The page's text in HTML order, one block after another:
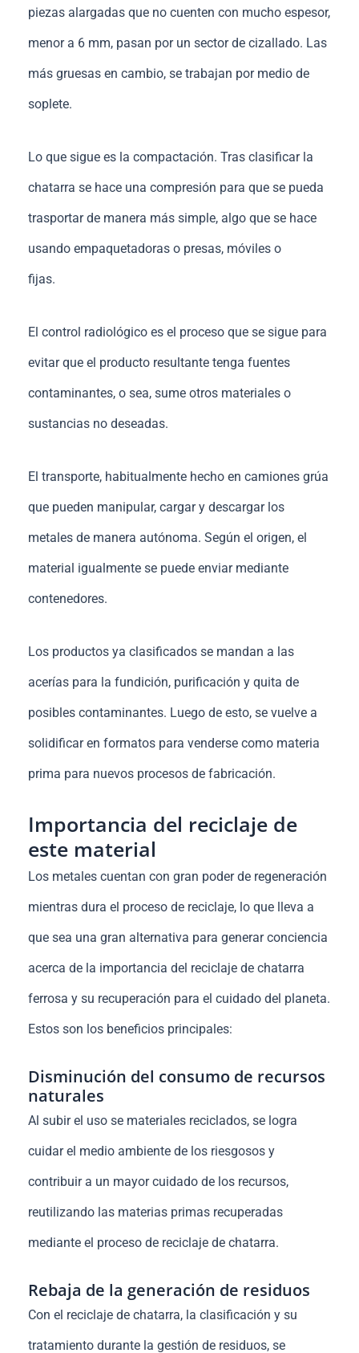
piezas alargadas que no cuenten con mucho espesor,
menor a 6 mm, pasan por un sector de cizallado. Las
más gruesas en cambio, se trabajan por medio de
soplete.
Lo que sigue es la compactación. Tras clasificar la
chatarra se hace una compresión para que se pueda
trasportar de manera más simple, algo que se hace
usando empaquetadoras o presas, móviles o
fijas.
El control radiológico es el proceso que se sigue para
evitar que el producto resultante tenga fuentes
contaminantes, o sea, sume otros materiales o
sustancias no deseadas.
El transporte, habitualmente hecho en camiones grúa
que pueden manipular, cargar y descargar los
metales de manera autónoma. Según el origen, el
material igualmente se puede enviar mediante
contenedores.
Los productos ya clasificados se mandan a las
acerías para la fundición, purificación y quita de
posibles contaminantes. Luego de esto, se vuelve a
solidificar en formatos para venderse como materia
prima para nuevos procesos de fabricación.
Importancia del reciclaje de
este material
Los metales cuentan con gran poder de regeneración
mientras dura el proceso de reciclaje, lo que lleva a
que sea una gran alternativa para generar conciencia
acerca de la importancia del reciclaje de chatarra
ferrosa y su recuperación para el cuidado del planeta.
Estos son los beneficios principales:
Disminución del consumo de recursos
naturales
Al subir el uso se materiales reciclados, se logra
cuidar el medio ambiente de los riesgosos y
contribuir a un mayor cuidado de los recursos,
reutilizando las materias primas recuperadas
mediante el proceso de reciclaje de chatarra.
Rebaja de la generación de residuos
Con el reciclaje de chatarra, la clasificación y su
tratamiento durante la gestión de residuos, se